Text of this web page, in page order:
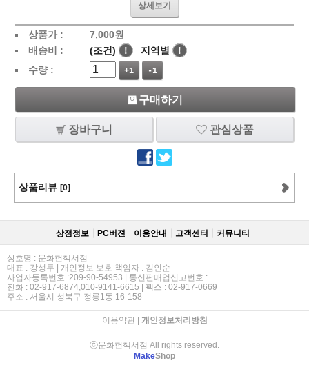
상세보기
상품가 : 7,000원
배송비 :
(조건) ! 지역별
!
수량 :
+1 -1
구매하기
장바구니 관심상품
상품리뷰 [0]
상점정보 PC버젼 이용안내 고객센터 커뮤니티
상호명 : 문화헌책서점
대표 : 강성두 | 개인정보 보호 책임자 : 김인순
사업자등록번호 :209-90-54953 | 통신판매업신고번호 :
전화 : 02-917-6874,010-9141-6615 | 팩스 : 02-917-0669
주소 : 서울시 성북구 정릉1동 16-158
이용약관| 개인정보처리방침
ⓒ문화헌책서점 All rights reserved.
MakeShop